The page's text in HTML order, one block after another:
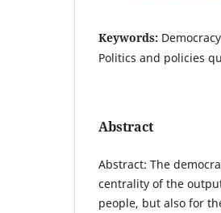
Keywords:
Politics and policies
Abstract
Abstract: The
centrality of the
people, but also for